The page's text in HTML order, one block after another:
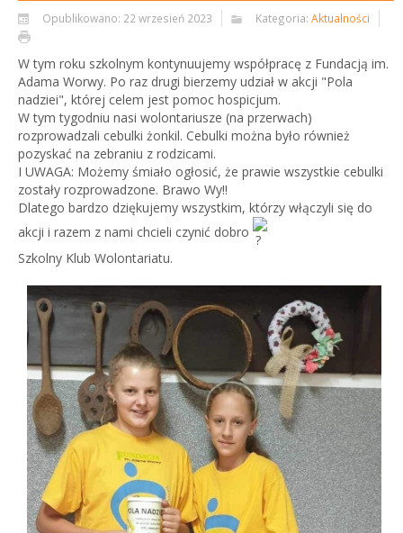
Opublikowano: 22 wrzesień 2023 Kategoria: Aktualności
W tym roku szkolnym kontynuujemy współpracę z Fundacją im.
Adama Worwy. Po raz drugi bierzemy udział w akcji "Pola
nadziei", której celem jest pomoc hospicjum.
W tym tygodniu nasi wolontariusze (na przerwach)
rozprowadzali cebulki żonkil. Cebulki można było również
pozyskać na zebraniu z rodzicami.
I UWAGA: Możemy śmiało ogłosić, że prawie wszystkie cebulki
zostały rozprowadzone. Brawo Wy!!
Dlatego bardzo dziękujemy wszystkim, którzy włączyli się do
akcji i razem z nami chcieli czynić dobro
Szkolny Klub Wolontariatu.